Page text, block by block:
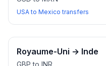
USA to Mexico transfers
Royaume-Uni → Inde
GBP to INR